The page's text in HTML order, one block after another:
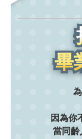
畢
因為你
當同齡